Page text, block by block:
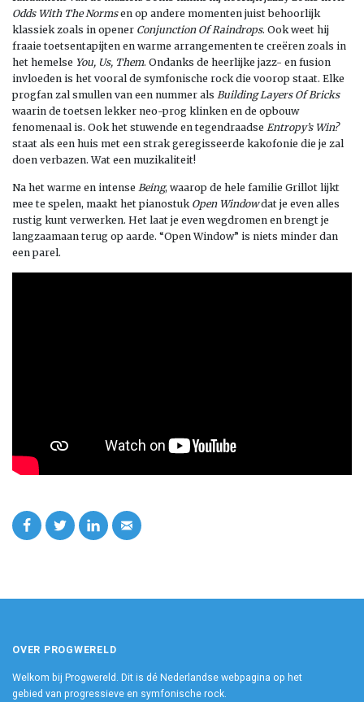
Odds With The Normsen op andere momenten juist behoorlijk
klassiek zoals in opener Conjunction Of Raindrops. Ook weet hij
fraaie toetsentapijten en warme arrangementen te creëren zoals in
het hemelse You, Us, Them. Ondanks de heerlijke jazz- en fusion
invloeden is het vooral de symfonische rock die voorop staat. Elke
progfan zal smullen van een nummer als Building Layers Of Bricks
waarin de toetsen lekker neo-prog klinken en de opbouw
fenomenaal is. Ook het stuwende en tegendraadse Entropy’s Win?
staat als een huis met een strak geregisseerde kakofonie die je zal
doen verbazen. Wat een muzikaliteit!
Na het warme en intense Being, waarop de hele familie Grillot lijkt
mee te spelen, maakt het pianostuk Open Windowdat je even alles
rustig kunt verwerken. Het laat je even wegdromen en brengt je
langzaamaan terug op aarde. “Open Window” is niets minder dan
een parel.
OVER PROGWERELD
Welkom bij Progwereld. Dit is dé Nederlandse webpagina op het
gebied van progressieve en symfonische rock.